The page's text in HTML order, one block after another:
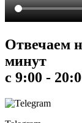
Отвечаем
минут
с 9:00 -